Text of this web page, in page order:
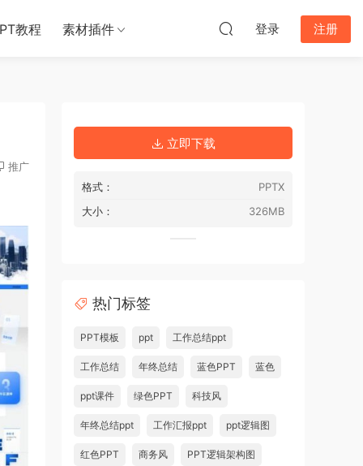
教程 素材插件 登录 注册
推广
立即下载
格式：
PPTX
大小：
326MB
热门标签
PPT模板 ppt 工作总结ppt
工作总结 年终总结 蓝色PPT 蓝色
ppt课件 绿色PPT 科技风
年终总结ppt 工作汇报ppt ppt逻辑图
红色PPT 商务风 PPT逻辑架构图